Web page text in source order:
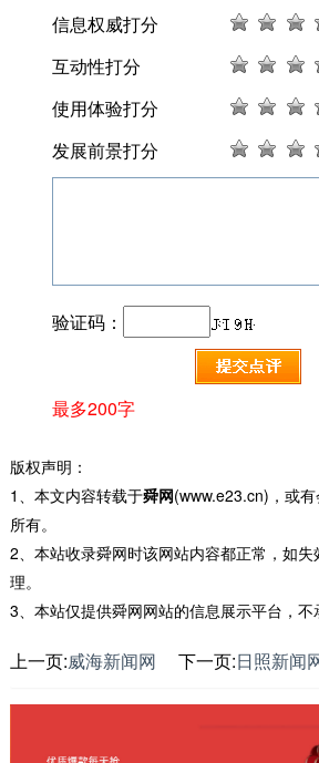
信息权威打分
互动性打分
使用体验打分
发展前景打分
验证码：
最多200字
版权声明：
1、本文内容转载于舜网(www.e23.cn)，或
所有。
2、本站收录舜网时该网站内容都正常，如
理。
3、本站仅提供舜网网站的信息展示平台，不
上一页:威海新闻网 下一页:日照新闻